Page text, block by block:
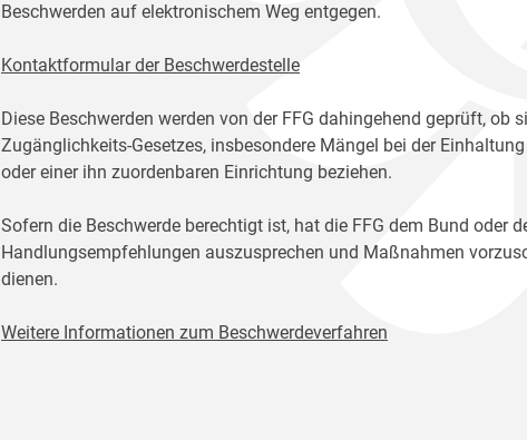
Beschwerden auf elektronischem Weg entgegen.
Kontaktformular der Beschwerdestelle
Diese Beschwerden werden von der FFG dahingehend geprüft, ob
Zugänglichkeits-Gesetzes, insbesondere Mängel bei der
oder einer ihn zuordenbaren Einrichtung beziehen.
Sofern die Beschwerde berechtigt ist, hat die FFG dem Bund oder
Handlungsempfehlungen auszusprechen und Maßnahmen
dienen.
Weitere Informationen zum Beschwerdeverfahren